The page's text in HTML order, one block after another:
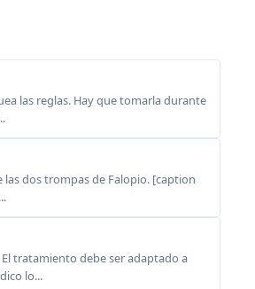
las reglas. Hay que tomarla durante
dos trompas de Falopio. [caption
tratamiento debe ser adaptado a
lo...